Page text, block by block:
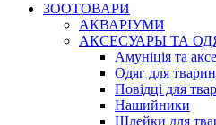
ЗООТОВАРИ
АКВАРІУМИ
АКСЕСУАРЫ ТА
Амуніція та
Одяг для тварин
Повідці для
Нашийники
Шлейки для